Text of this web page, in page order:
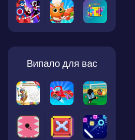
Випало для вас